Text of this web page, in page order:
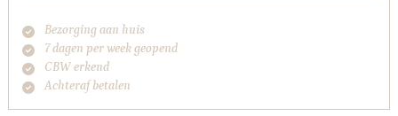
Bezorging aan huis
7 dagen per week geopend
CBW erkend
Achteraf betalen